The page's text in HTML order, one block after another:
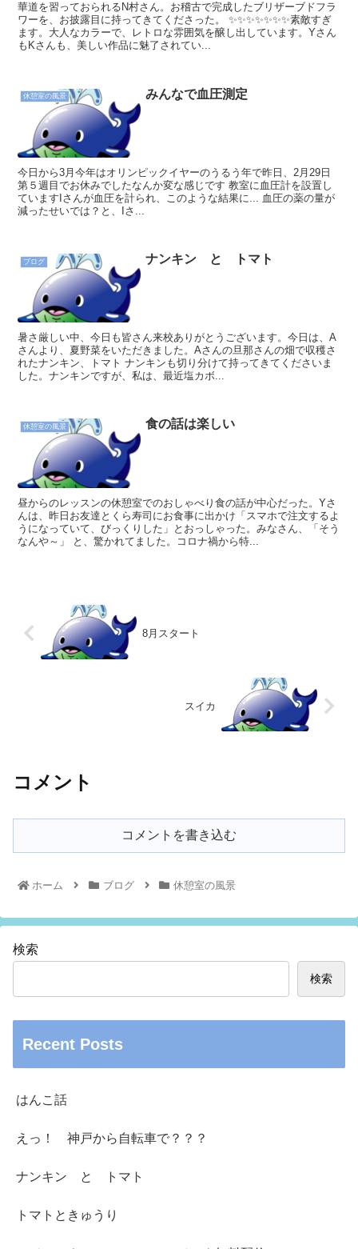
華道を習っておられるN村さん。お稽古で完成したブリザーブドフラ
ワーを、お披露目に持ってきてくださった。 ✨✨✨✨✨✨✨素敵すぎ
ます。大人なカラーで、レトロな雰囲気を醸し出しています。Yさん
もKさんも、美しい作品に魅了されてい...
休憩室の風景 みんなで血圧測定
今日から3月今年はオリンピックイヤーのうるう年で昨日、2月29日
第５週目でお休みでしたなんか変な感じです 教室に血圧計を設置し
ていますIさんが血圧を計られ、このような結果に... 血圧の薬の量が
減ったせいでは？と、Iさ...
ブログ ナンキン と トマト
暑さ厳しい中、今日も皆さん来校ありがとうございます。今日は、A
さんより、夏野菜をいただきました。Aさんの旦那さんの畑で収穫さ
れたナンキン、トマト ナンキンも切り分けて持ってきてくださいま
した。ナンキンですが、私は、最近塩カボ...
休憩室の風景 食の話は楽しい
昼からのレッスンの休憩室でのおしゃべり食の話が中心だった。Yさ
んは、昨日お友達とくら寿司にお食事に出かけ「スマホで注文するよ
うになっていて、びっくりした」とおっしゃった。みなさん、「そう
なんや～」 と、驚かれてました。コロナ禍から特...
8月スタート
スイカ
コメント
コメントを書き込む
ホーム ブログ 休憩室の風景
検索
検索
Recent Posts
はんこ話
えっ！ 神戸から自転車で？？？
ナンキン と トマト
トマトときゅうり